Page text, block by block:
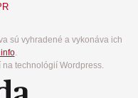
sú vyhradené a vykonáva ich
.
technológií Wordpress.